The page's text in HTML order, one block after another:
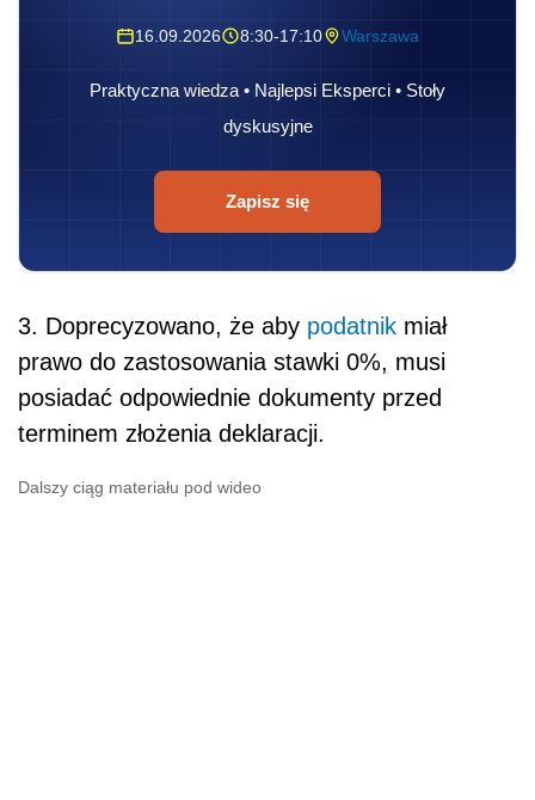
16.09.2026 8:30-17:10 Warszawa
Praktyczna wiedza • Najlepsi Eksperci • Stoły
dyskusyjne
Zapisz się
3. Doprecyzowano, że aby podatnik miał
prawo do zastosowania stawki 0%, musi
posiadać odpowiednie dokumenty przed
terminem złożenia deklaracji.
Dalszy ciąg materiału pod wideo